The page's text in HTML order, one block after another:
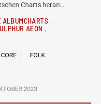
Charts heran:…
ALBUMCHARTS
AEON
CORE
FOLK
2023